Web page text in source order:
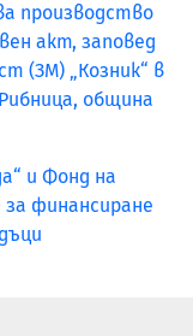
производство
акт, заповед
(ЗМ) „Козник“ в
община
и Фонд на
финансиране